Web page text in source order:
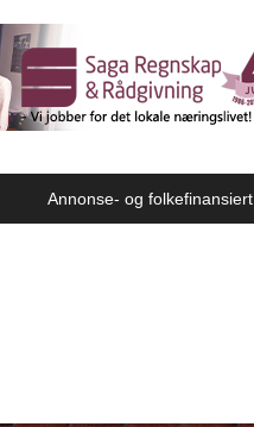
Annonse- og folkefinansiert